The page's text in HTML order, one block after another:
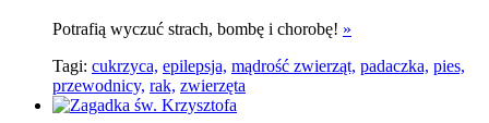
Potrafią wyczuć strach, bombę i chorobę! »
Tagi: cukrzyca, epilepsja, mądrość zwierząt, padaczka, pies,
przewodnicy, rak, zwierzęta